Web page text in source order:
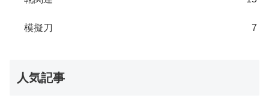
模擬刀 7
人気記事